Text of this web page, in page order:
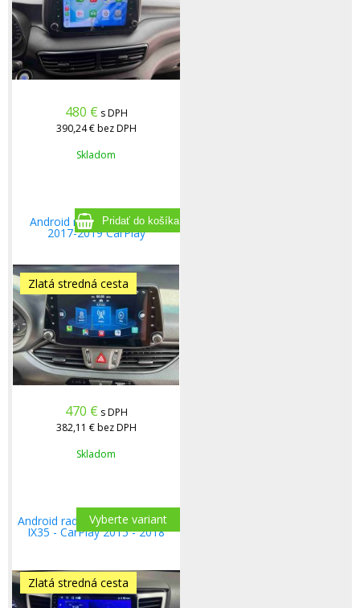
480 € s DPH
390,24 € bez DPH
Skladom
Android rádio Hyundai i30
2017-2019 CarPlay
Zlatá stredná cesta
470 € s DPH
382,11 € bez DPH
Skladom
Android radio Hyundai Tucson
IX35 - CarPlay 2015 - 2018
Zlatá stredná cesta
Vyberte variant